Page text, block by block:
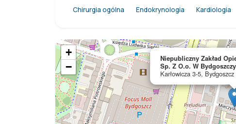
Chirurgia ogólna Endokrynologia Kardiologia
Niepubliczny Zakład
Sp. Z O.o. W Bydgoszczy
Karłowicza 3-5, Bydgoszcz
+
−